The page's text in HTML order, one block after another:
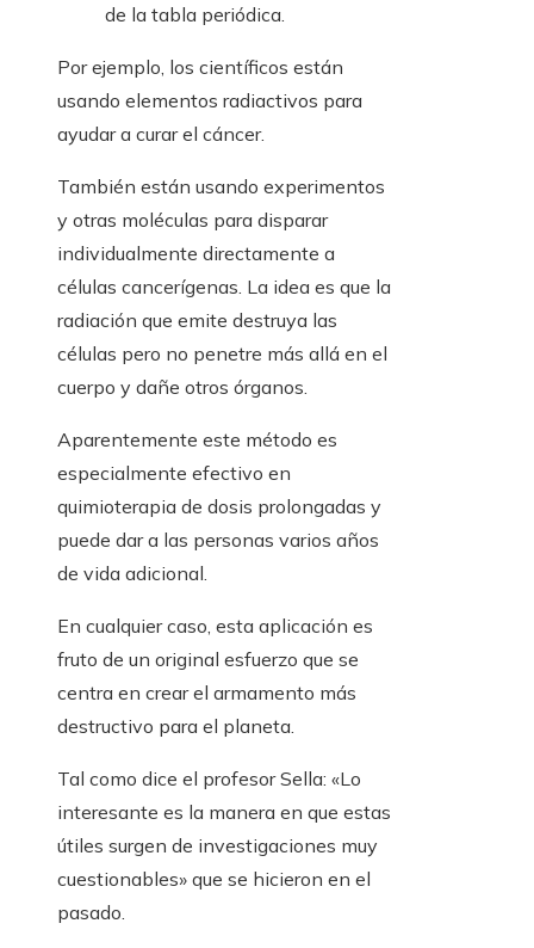
de la tabla periódica.
Por ejemplo, los científicos están
usando elementos radiactivos para
ayudar a curar el cáncer.
También están usando experimentos
y otras moléculas para disparar
individualmente directamente a
células cancerígenas. La idea es que la
radiación que emite destruya las
células pero no penetre más allá en el
cuerpo y dañe otros órganos.
Aparentemente este método es
especialmente efectivo en
quimioterapia de dosis prolongadas y
puede dar a las personas varios años
de vida adicional.
En cualquier caso, esta aplicación es
fruto de un original esfuerzo que se
centra en crear el armamento más
destructivo para el planeta.
Tal como dice el profesor Sella: «Lo
interesante es la manera en que estas
útiles surgen de investigaciones muy
cuestionables» que se hicieron en el
pasado.